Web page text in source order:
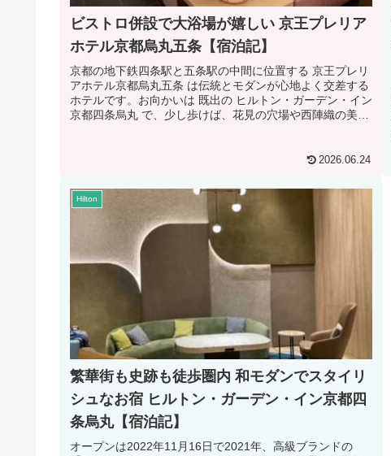
ビストロ併設で大浴場が嬉しい 京王プレリア
ホテル京都烏丸五条【宿泊記】
京都の地下鉄四条駅と五条駅の中間に位置する 京王プレリ
アホテル京都烏丸五条 は伝統とモダンが心地よく交差する
ホテルです。お向かいは 既出の ヒルトン・ガーデン・イン
京都四条烏丸 で、少し歩けば、花見の穴場や西陣織の美術
2026.06.24
Hilton
繁華街も史跡も徒歩圏内 和モダンでスタイリ
シュなお宿 ヒルトン・ガーデン・イン京都四
条烏丸【宿泊記】
オープンは2022年11月16日で2021年、高級ブランドの